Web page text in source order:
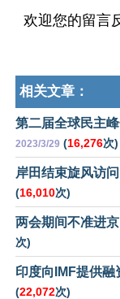
欢迎您的留言
相关文章：
第二届全球民主
2023/3/29 (16,276次)
岸田结束旋风访
(16,010次)
两会期间不准进
次)
印度向IMF提供
(22,072次)